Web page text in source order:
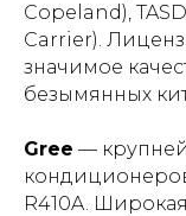
Copeland),
Carrier).
значимое
безымянных
Gree —
R410A.